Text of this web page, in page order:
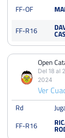
Open
Del 20 al
Octavos
Open
Del 18 al
FF-OF
FF-R16
Open
Del 18 al
2024
Ver
Rd
FF-R16